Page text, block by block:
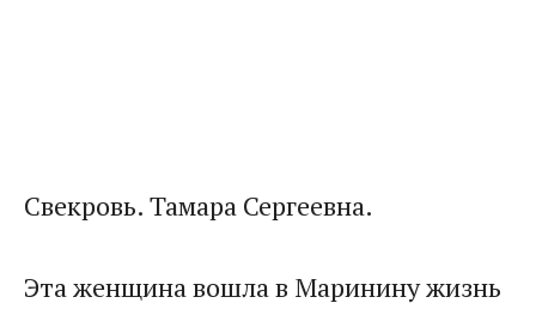
Свекровь. Тамара Сергеевна.
Эта женщина вошла в Маринину жизнь